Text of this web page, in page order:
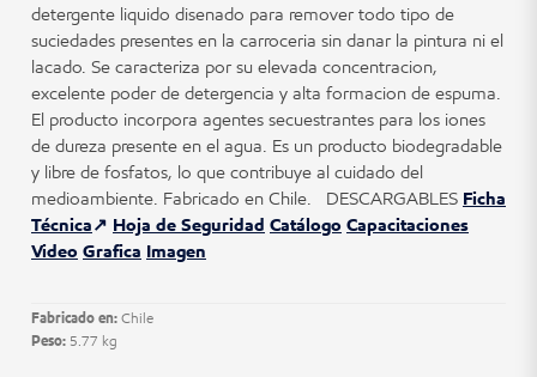
detergente liquido disenado para remover todo tipo de
suciedades presentes en la carroceria sin danar la pintura ni el
lacado. Se caracteriza por su elevada concentracion,
excelente poder de detergencia y alta formacion de espuma.
El producto incorpora agentes secuestrantes para los iones
de dureza presente en el agua. Es un producto biodegradable
y libre de fosfatos, lo que contribuye al cuidado del
medioambiente. Fabricado en Chile. DESCARGABLES Ficha
Técnica
Hoja de Seguridad Catálogo Capacitaciones
Video Grafica Imagen
Fabricado en: Chile
Peso: 5.77 kg